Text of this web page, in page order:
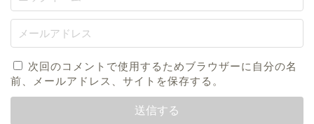
次回のコメントで使用するためブラウザーに自分の名
前、メールアドレス、サイトを保存する。